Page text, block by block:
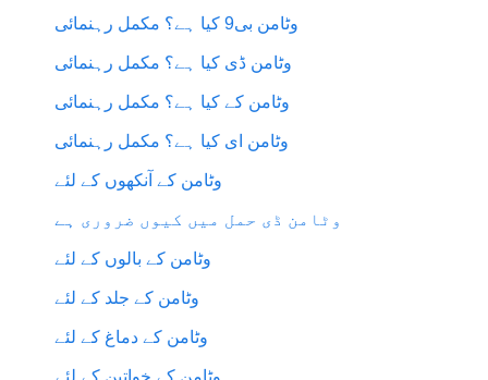
وٹامن بی9 کیا ہے؟ مکمل رہنمائی
وٹامن ڈی کیا ہے؟ مکمل رہنمائی
وٹامن کے کیا ہے؟ مکمل رہنمائی
وٹامن ای کیا ہے؟ مکمل رہنمائی
وٹامن کے آنکھوں کے لئے
وٹامن ڈی حمل میں کیوں ضروری ہے
وٹامن کے بالوں کے لئے
وٹامن کے جلد کے لئے
وٹامن کے دماغ کے لئے
وٹامن کے خواتین کے لئے